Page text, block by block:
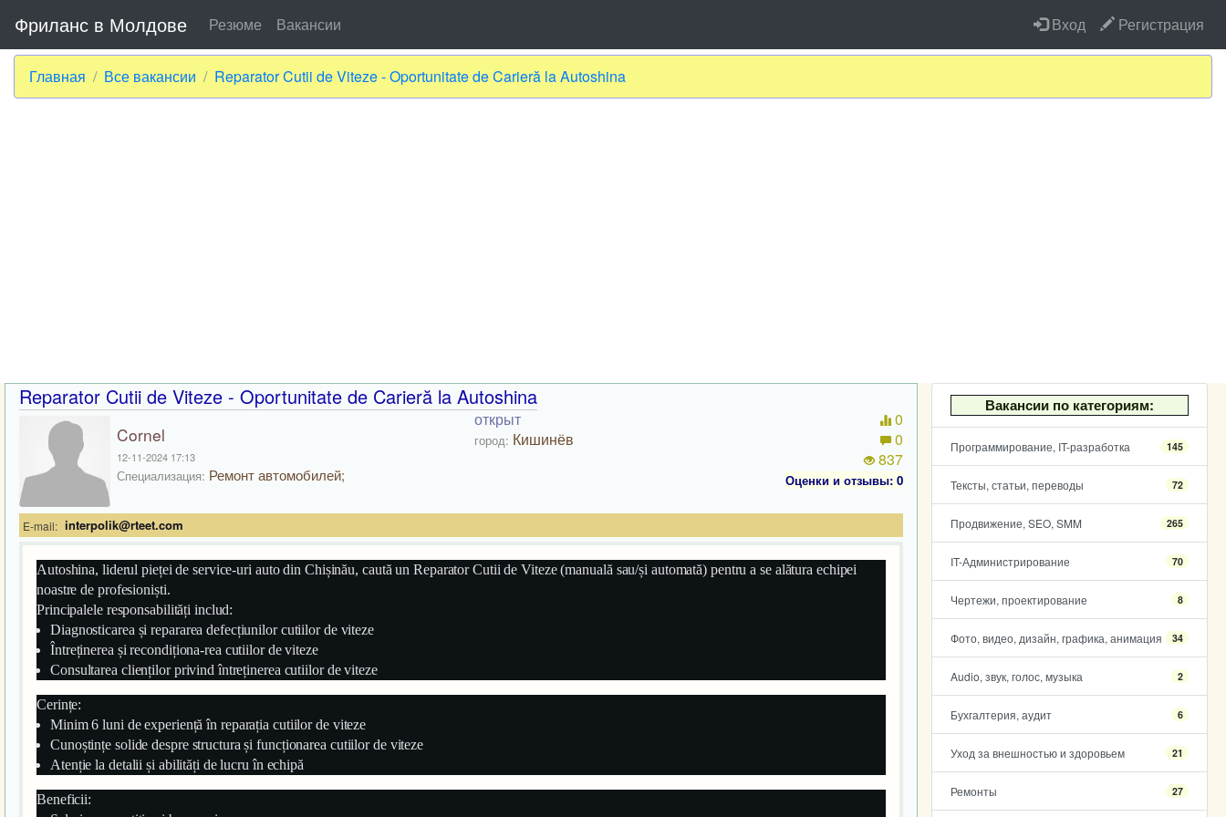
Фриланс в Молдове Резюме Вакансии Вход Регистрация
Главная Все вакансии Reparator Cutii de Viteze - Oportunitate de Carieră la Autoshina
Вакансии по категориям:
Программирование, IT-разработка 145
Тексты, статьи, переводы 72
Продвижение, SEO, SMM 265
IT-Администрирование 70
Чертежи, проектирование 8
Фото, видео, дизайн, графика, анимация 34
Audio, звук, голос, музыка 2
Бухгалтерия, аудит 6
Уход за внешностью и здоровьем 21
Ремонты 27
Reparator Cutii de Viteze - Oportunitate de Carieră la Autoshina
Cornel
12-11-2024 17:13
Специализация: Ремонт автомобилей;
открыт
город: Кишинёв
0
0
837
Оценки и отзывы: 0
E-mail: interpolik@rteet.com
Autoshina, liderul pieței de service-uri auto din Chișinău, caută un Reparator Cutii de Viteze (manuală sau/și automată) pentru a se alătura echipei
noastre de profesioniști.
Principalele responsabilități includ:
Diagnosticarea și repararea defecțiunilor cutiilor de viteze
Întreținerea și recondiționa-rea cutiilor de viteze
Consultarea clienților privind întreținerea cutiilor de viteze
Cerințe:
Minim 6 luni de experiență în reparația cutiilor de viteze
Cunoștințe solide despre structura și funcționarea cutiilor de viteze
Atenție la detalii și abilități de lucru în echipă
Beneficii: